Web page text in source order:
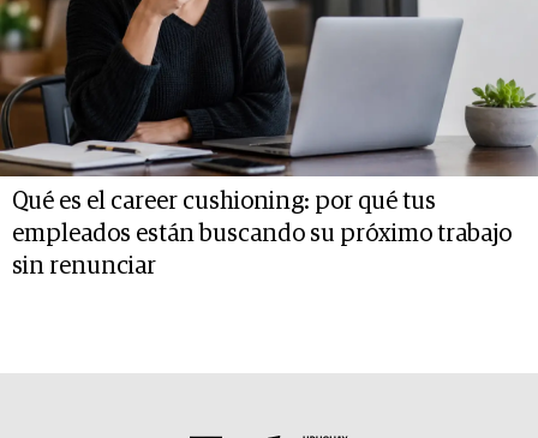
Qué es el career cushioning: por qué tus
empleados están buscando su próximo trabajo
sin renunciar